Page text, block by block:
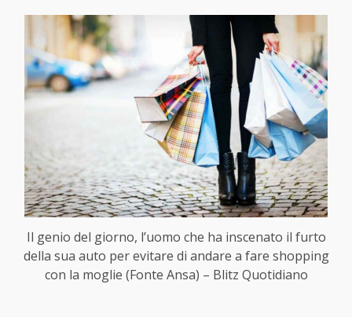
Il genio del giorno, l’uomo che ha inscenato il furto
della sua auto per evitare di andare a fare shopping
con la moglie (Fonte Ansa) – Blitz Quotidiano